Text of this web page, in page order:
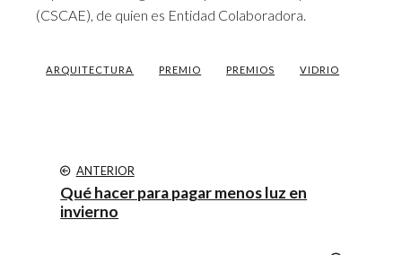
(CSCAE), de quien es Entidad Colaboradora.
ARQUITECTURA PREMIO PREMIOS VIDRIO
ANTERIOR
Qué hacer para pagar menos luz en
invierno